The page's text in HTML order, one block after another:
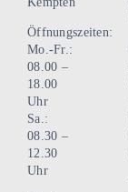
Öffnungszeiten:
Mo.-Fr.:
08.00 –
18.00
Uhr
Sa.:
08.30 –
12.30
Uhr